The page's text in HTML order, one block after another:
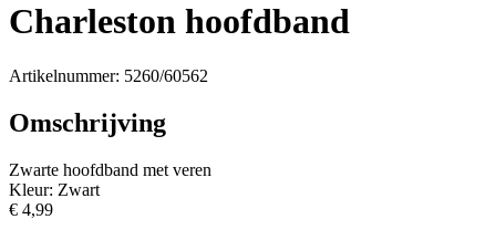
Charleston hoofdband
Artikelnummer: 5260/60562
Omschrijving
Zwarte hoofdband met veren
Kleur: Zwart
€ 4,99